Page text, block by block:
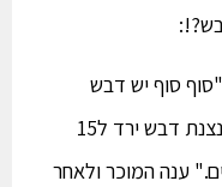
סוף יש דבש
בשפע.. מחודש הבא כנראה מחיר צנצנת דבש ירד ל15
גם ל10 שקלים." ענה המוכר ולאחר